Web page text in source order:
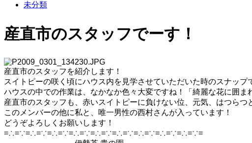
未分類
産直市のスタッフでーす！
産直市のスタッフを紹介します！
スイトピーの咲く頃にハウス内を見学させていただいた時のスナップ
ハウスの中での作業は、なかなか色々大変ですね！「綺麗な花に囲
産直市のスタッフも、赤いスイトピーに負けない位、元気、はつらつ
このメンバーの他に私と、唯一男性の西村さんが入っています！
どうぞよろしくお願いします！
=∴=∵=∴=∵=∴=∵=∴=∵=∴=∵=∴=∵=∴=∵=∴=∵=∴=∵=